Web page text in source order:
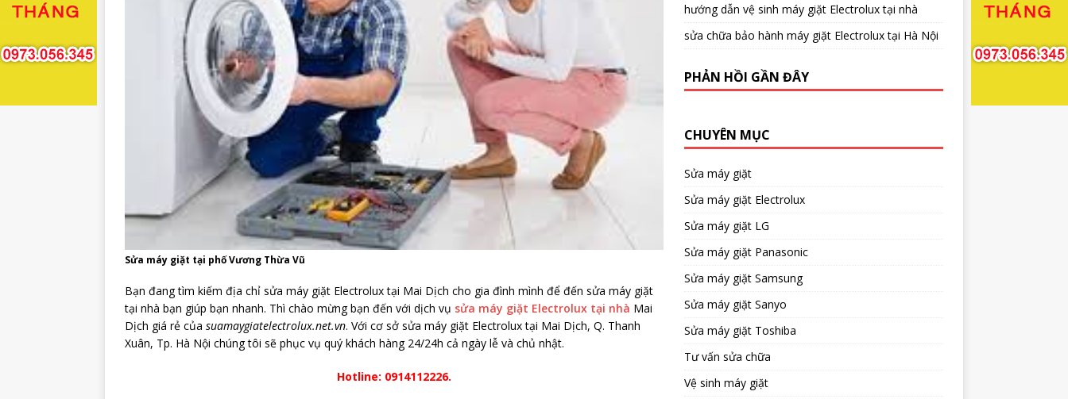
Sửa máy giặt tại phố Vương Thừa Vũ
Bạn đang tìm kiếm địa chỉ sửa máy giặt Electrolux tại Mai Dịch cho gia đình mình để đến sửa máy giặt
tại nhà bạn giúp bạn nhanh. Thì chào mừng bạn đến với dịch vụ sửa máy giặt Electrolux tại nhà Mai
Dịch giá rẻ của suamaygiatelectrolux.net.vn. Với cơ sở sửa máy giặt Electrolux tại Mai Dịch, Q. Thanh
Xuân, Tp. Hà Nội chúng tôi sẽ phục vụ quý khách hàng 24/24h cả ngày lễ và chủ nhật.
Hotline: 0914112226.
hướng dẫn vệ sinh máy giặt Electrolux tại nhà
sửa chữa bảo hành máy giặt Electrolux tại Hà Nội
PHẢN HỒI GẦN ĐÂY
CHUYÊN MỤC
Sửa máy giặt
Sửa máy giặt Electrolux
Sửa máy giặt LG
Sửa máy giặt Panasonic
Sửa máy giặt Samsung
Sửa máy giặt Sanyo
Sửa máy giặt Toshiba
Tư vấn sửa chữa
Vệ sinh máy giặt